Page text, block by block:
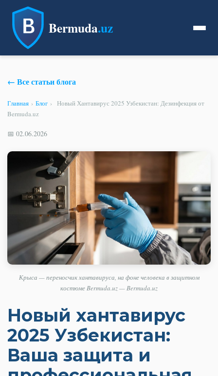
Bermuda.uz
← Все статьи блога
Главная › Блог ›
Новый Хантавирус 2025 Узбекистан: Дезинфекция от
Bermuda.uz
📅 02.06.2026
Крыса — переносчик хантавируса, на фоне человека в защитном
костюме Bermuda.uz — Bermuda.uz
Новый хантавирус
2025 Узбекистан:
Ваша защита и